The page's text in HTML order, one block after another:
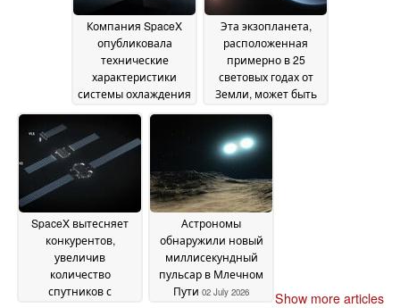
Компания SpaceX
опубликовала
технические
характеристики
системы охлаждения
обработки данных
Starmind
Эта экзопланета,
расположенная
примерно в 25
световых годах от
Земли, может быть
жизни09 July 2026
SpaceX вытесняет
конкурентов,
увеличив
количество
спутников с
Астрономы
обнаружили новый
миллисекундный
пульсар в Млечном
Пути 02 July 2026 Show more articles